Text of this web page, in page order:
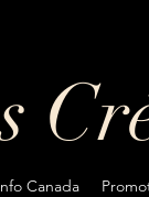
Canada